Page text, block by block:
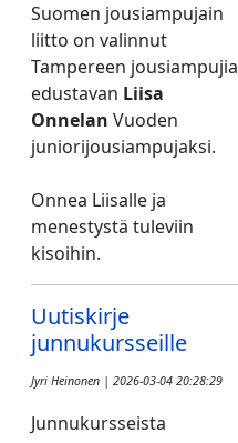
Suomen jousiampujain
liitto on valinnut
Tampereen jousiampujia
edustavan Liisa
Onnelan Vuoden
juniorijousiampujaksi.
Onnea Liisalle ja
menestystä tuleviin
kisoihin.
Uutiskirje
junnukursseille
Jyri Heinonen | 2026-03-04 20:28:29
Junnukursseista